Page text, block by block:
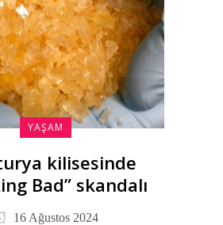
YAŞAM
kilisesinde
Bad” skandalı
16 Ağustos 2024